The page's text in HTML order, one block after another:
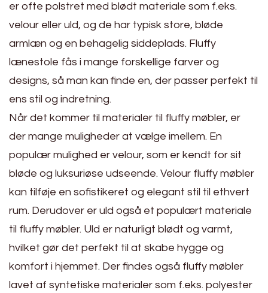
er ofte polstret med blødt materiale som f.eks.
velour eller uld, og de har typisk store, bløde
armlæn og en behagelig siddeplads. Fluffy
lænestole fås i mange forskellige farver og
designs, så man kan finde en, der passer perfekt til
ens stil og indretning.
Når det kommer til materialer til fluffy møbler, er
der mange muligheder at vælge imellem. En
populær mulighed er velour, som er kendt for sit
bløde og luksuriøse udseende. Velour fluffy møbler
kan tilføje en sofistikeret og elegant stil til ethvert
rum. Derudover er uld også et populært materiale
til fluffy møbler. Uld er naturligt blødt og varmt,
hvilket gør det perfekt til at skabe hygge og
komfort i hjemmet. Der findes også fluffy møbler
lavet af syntetiske materialer som f.eks. polyester